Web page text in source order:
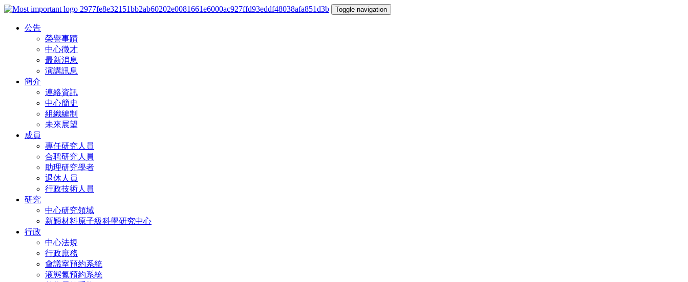
Toggle navigation
公告
榮譽事蹟
中心徵才
最新消息
演講訊息
簡介
連絡資訊
中心簡史
組織編制
未來展望
成員
專任研究人員
合聘研究人員
助理研究學者
退休人員
行政技術人員
研究
中心研究領域
新穎材料原子級科學研究中心
行政
中心法規
行政庶務
會議室預約系統
液態氮預約系統